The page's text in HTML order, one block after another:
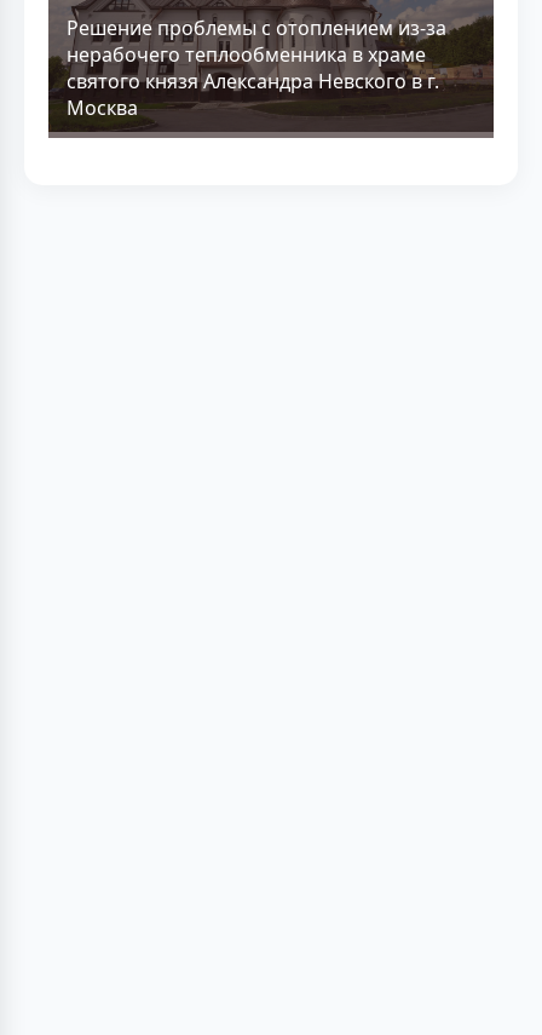
Решение проблемы с отоплением из-за
нерабочего теплообменника в храме
святого князя Александра Невского в г.
Москва